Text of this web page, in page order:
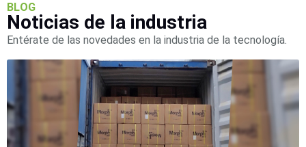
BLOG
Noticias de la industria
Entérate de las novedades en la industria de la tecnología.